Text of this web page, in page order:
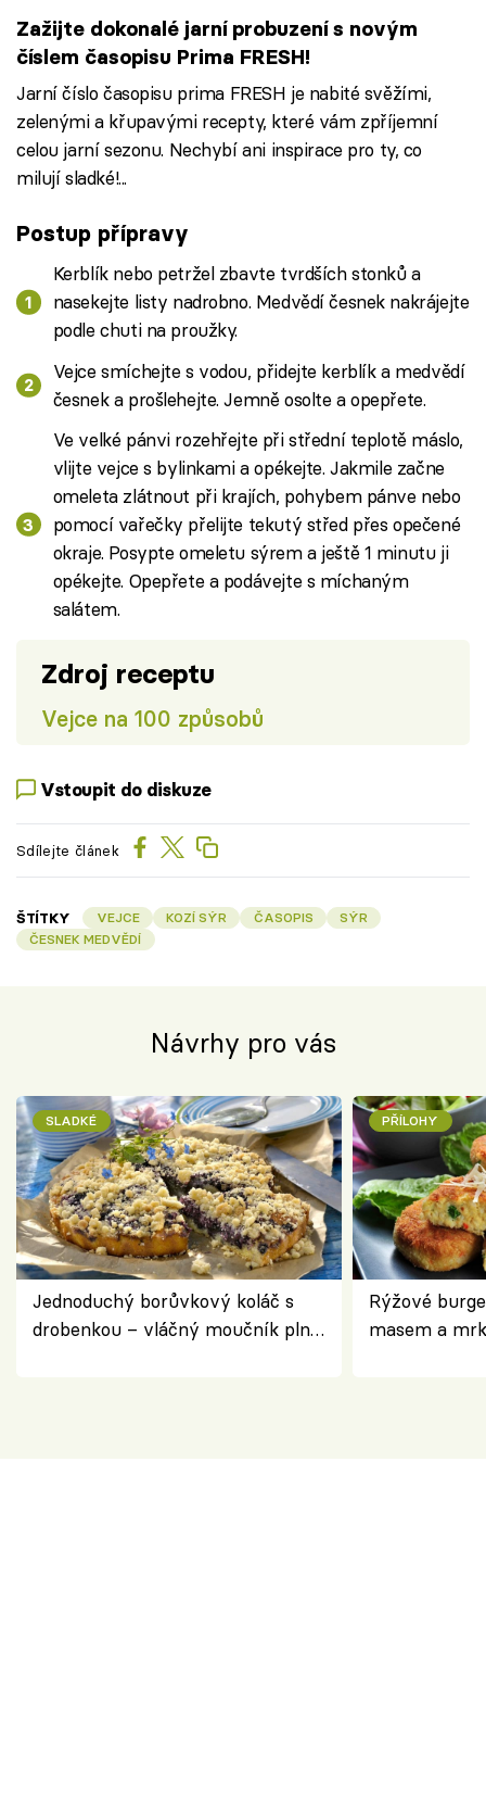
Zažijte dokonalé jarní probuzení s novým
číslem časopisu Prima FRESH!
Jarní číslo časopisu prima FRESH je nabité svěžími,
zelenými a křupavými recepty, které vám zpříjemní
celou jarní sezonu. Nechybí ani inspirace pro ty, co
milují sladké!...
Postup přípravy
Kerblík nebo petržel zbavte tvrdších stonků a
nasekejte listy nadrobno. Medvědí česnek nakrájejte
podle chuti na proužky.
Vejce smíchejte s vodou, přidejte kerblík a medvědí
česnek a prošlehejte. Jemně osolte a opepřete.
Ve velké pánvi rozehřejte při střední teplotě máslo,
vlijte vejce s bylinkami a opékejte. Jakmile začne
omeleta zlátnout při krajích, pohybem pánve nebo
pomocí vařečky přelijte tekutý střed přes opečené
okraje. Posypte omeletu sýrem a ještě 1 minutu ji
opékejte. Opepřete a podávejte s míchaným
salátem.
Zdroj receptu
Vejce na 100 způsobů
Vstoupit do diskuze
Sdílejte článek
ŠTÍTKY VEJCE KOZÍ SÝR ČASOPIS
SÝR
ČESNEK MEDVĚDÍ
Návrhy pro vás
SLADKÉ
Jednoduchý borůvkový koláč s
drobenkou – vláčný moučník plný
PŘÍLOHY
Rýžové
masem a